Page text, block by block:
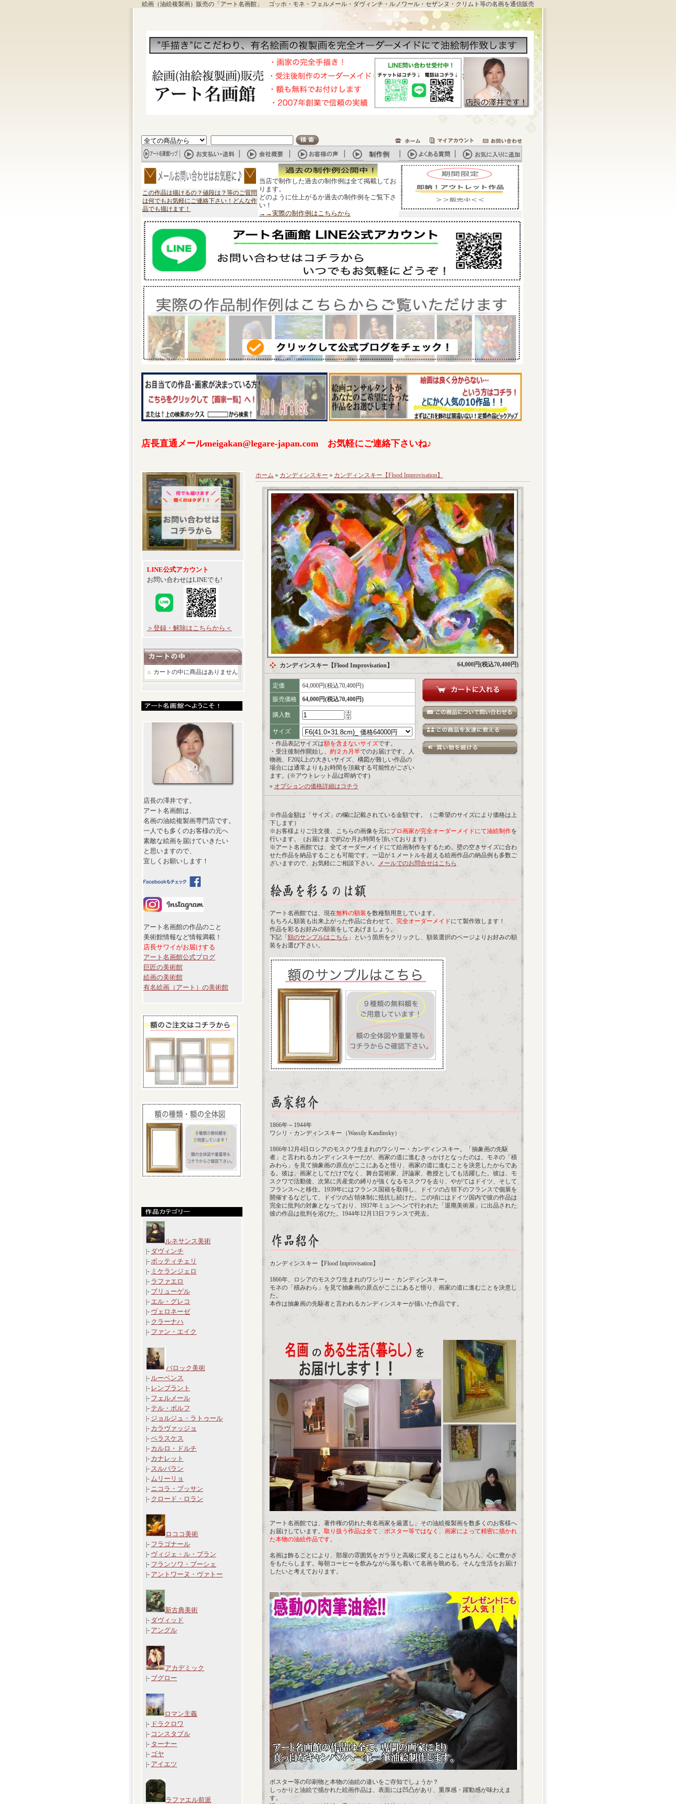
絵画（油絵複製画）販売の「アート名画館」 ゴッホ・モネ・フェルメール・ダヴィンチ・ルノワール・セザンヌ・クリムト等の名画を通信販売
この作品は描けるの？値段は？等のご質問
は何でもお気軽にご連絡下さい！どんな作
品でも描けます！
当店で制作した過去の制作例は全て掲載してお
ります。
どのように仕上がるか過去の制作例をご覧下さ
い！
→→実際の制作例はこちらから
店長直通メールmeigakan@legare-japan.com お気軽にご連絡下さいね♪
LINE公式アカウント
お問い合わせはLINEでも!
＞登録・解除はこちらから＜
カートの中に商品はありません
店長の澤井です。
アート名画館は、
名画の油絵複製画専門店です。
一人でも多くのお客様の元へ
素敵な絵画を届けていきたい
と思いますので、
宜しくお願いします！
アート名画館の作品のこと
美術館情報など情報満載！
店長サワイがお届けする
アート名画館公式ブログ
巨匠の美術館
絵画の美術館
有名絵画（アート）の美術館
ルネサンス美術
|- ダヴィンチ
|- ボッティチェリ
|- ミケランジェロ
|- ラファエロ
|- ブリューゲル
|- エル・グレコ
|- ヴェロネーゼ
|- クラーナハ
|- ファン・エイク
バロック美術
|- ルーベンス
|- レンブラント
|- フェルメール
|- テル・ボルフ
|- ジョルジュ・ラトゥール
|- カラヴァッジョ
|- ベラスケス
|- カルロ・ドルチ
|- カナレット
|- スルバラン
|- ムリーリョ
|- ニコラ・プッサン
|- クロード・ロラン
ロココ美術
|- フラゴナール
|- ヴィジェ・ル・ブラン
|- フランソワ・ブーシェ
|- アントワーヌ・ヴァトー
新古典美術
|- ダヴィッド
|- アングル
アカデミック
|- ブグロー
ロマン主義
|- ドラクロワ
|- コンスタブル
|- ターナー
|- ゴヤ
|- アイエツ
ラファエル前派
ホーム » カンディンスキー » カンディンスキー【Flood Improvisation】
カンディンスキー【Flood Improvisation】 64,000円(税込70,400円)
定価
64,000円(税込70,400円)
販売価格
64,000円(税込70,400円)
購入数
サイズ
・作品表記サイズは額を含まないサイズです。
・受注後制作開始し、 約２カ月半でのお届けです。人
物画、F20以上の大きいサイズ、構図が難しい作品の
場合には通常よりもお時間を頂戴する可能性がござい
ます。(※アウトレット品は即納です)
» オプションの価格詳細はコチラ
※作品金額は「サイズ」の欄に記載されている金額です。（ご希望のサイズにより価格は上
下します）
※お客様よりご注文後、こちらの画像を元にプロ画家が完全オーダーメイドにて油絵制作を
行います。（お届けまで約2か月お時間を頂いております）
※アート名画館では、全てオーダーメイドにて絵画制作をするため、壁の空きサイズに合わ
せた作品を納品することも可能です。一辺が１メートルを超える絵画作品の納品例も多数ご
ざいますので、お気軽にご相談下さい。
メールでのお問合せはこちら
アート名画館では、現在無料の額装を数種類用意しています。
もちろん額装も出来上がった作品に合わせて、 完全オーダーメイドにて製作致します！
作品を彩るお好みの額装をしてあげましょう。
下記「 額のサンプルはこちら 」という箇所をクリックし、額装選択のページよりお好みの額
装をお選び下さい。
1866年～1944年
ワシリ・カンディンスキー（Wassily Kandinsky）
1866年12月4日ロシアのモスクワ生まれのワシリー・カンディンスキー。「抽象画の先駆
者」と言われるカンディンスキーだが、画家の道に進むきっかけとなったのは、モネの「積
みわら」を見て抽象画の原点がここにあると悟り、画家の道に進むことを決意したからであ
る。彼は、画家としてだけでなく、舞台芸術家、評論家、教授としても活躍した。彼は、モ
スクワで活動後、次第に共産党の縛りが強くなるモスクワを去り、やがてはドイツ、そして
フランスへと移住。1939年にはフランス国籍を取得し、ドイツの占領下のフランスで個展を
開催するなどして、ドイツの占領体制に抵抗し続けた。この頃にはドイツ国内で彼の作品は
完全に批判の対象となっており、1937年ミュンヘンで行われた「退廃美術展」に出品された
彼の作品は批判を浴びた。1944年12月13日フランスで死去。
カンディンスキー【Flood Improvisation】
1866年、ロシアのモスクワ生まれのワシリー・カンディンスキー。
モネの「積みわら」を見て抽象画の原点がここにあると悟り、画家の道に進むことを決意し
た。
本作は抽象画の先駆者と言われるカンディンスキーが描いた作品です。
アート名画館では、著作権の切れた有名画家を厳選し、その油絵複製画を数多くのお客様へ
お届けしています。 取り扱う作品は全て、ポスター等ではなく、画家によって精密に描かれ
た本物の油絵作品です。
名画は飾ることにより、部屋の雰囲気をガラリと高級に変えることはもちろん、心に豊かさ
をもたらします。毎朝コーヒーを飲みながら落ち着いて名画を眺める。そんな生活をお届け
したいと考えております。
ポスター等の印刷物と本物の油絵の違いをご存知でしょうか？
しっかりと油絵で描かれた絵画作品は、表面には凹凸があり、重厚感・躍動感が味わえま
す。